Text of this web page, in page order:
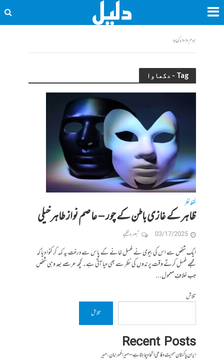
ہوم<<دکھاوا
Tag - دکھاوا
نقطہ نظر
ظاہر کے غازی باطن کے چور – عاصم نواز طاہرخیلی
03/17/2025 تبصرہ لکھیے
ایک شخص سے اس کی بیوی نے غسل خانے کے پاس سے درخت یہ کہہ کر کٹوا دیا کہ
مجھے غسل کرتے وقت پرندوں کی نظر سے بھی حیا آتی ہے۔ کچھ عرصے بعد وہی شخص
جب خلافِ معمول...
تلاش
تلاش
Recent Posts
ایران پاکستان سمیت دفاعی اتحاد چاہتا ہے – میر افسر امان،میر